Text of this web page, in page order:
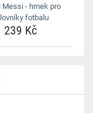
Messi - hrnek pro
fotbalu
239 Kč